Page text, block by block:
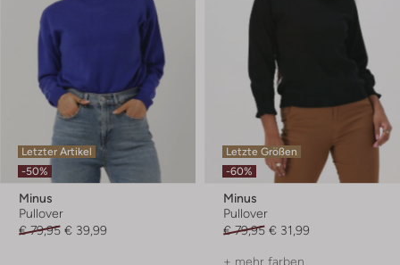
Letzter Artikel
-50%
Minus
Pullover
€ 79,95 € 39,99
Letzte Größen
-60%
Minus
Pullover
€ 79,95 € 31,99
+ mehr farben